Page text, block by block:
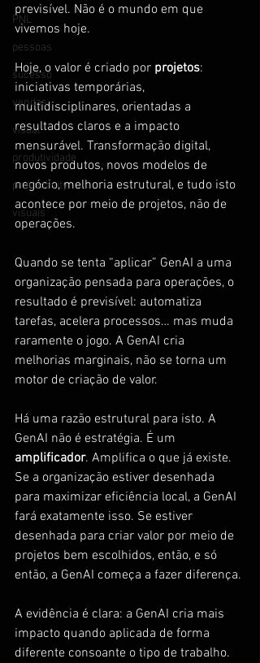
PNL
pessoas
sucesso
vendas
visual
produtividade
productivity
visuais
previsível. Não é o mundo em que
vivemos hoje.
Hoje, o valor é criado por projetos:
iniciativas temporárias,
multidisciplinares, orientadas a
resultados claros e a impacto
mensurável. Transformação digital,
novos produtos, novos modelos de
negócio, melhoria estrutural, e tudo isto
acontece por meio de projetos, não de
operações.
Quando se tenta “aplicar” GenAI a uma
organização pensada para operações, o
resultado é previsível: automatiza
tarefas, acelera processos… mas muda
raramente o jogo. A GenAI cria
melhorias marginais, não se torna um
motor de criação de valor.
Há uma razão estrutural para isto. A
GenAI não é estratégia. É um
amplificador. Amplifica o que já existe.
Se a organização estiver desenhada
para maximizar eficiência local, a GenAI
fará exatamente isso. Se estiver
desenhada para criar valor por meio de
projetos bem escolhidos, então, e só
então, a GenAI começa a fazer diferença.
A evidência é clara: a GenAI cria mais
impacto quando aplicada de forma
diferente consoante o tipo de trabalho.